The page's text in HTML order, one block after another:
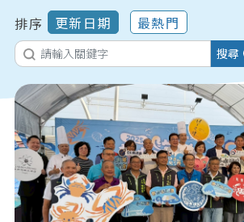
排序 更新日期 最熱門
搜尋